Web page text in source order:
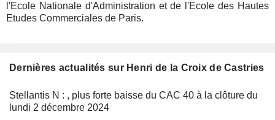
l'Ecole Nationale d'Administration et de l'Ecole des Hautes
Etudes Commerciales de Paris.
Dernières actualités sur Henri de la Croix de Castries
Stellantis N : , plus forte baisse du CAC 40 à la clôture du
lundi 2 décembre 2024